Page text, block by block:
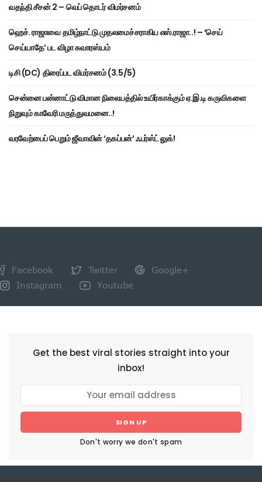
வதந்தி சீசன் 2 – வெப் தொடர் விமர்சனம்
ஹெச். ராஜாவை தமிழ்நாட்டு முதலமைச்சராகிய எஸ்.ராஜா..! – ‘செய்
செய்யாதே’ பட விழா சுவாரஸ்யம்
டிசி (DC) திரைப்பட விமர்சனம் (3.5/5)
சென்னை பன்னாட்டு விமான நிலையத்தில் உயிர்காக்கும் ஏ.இ.டி கருவிகளை
நிறுவும் காவேரி மருத்துவமனை..!
வரவேற்பைப் பெறும் ஜீவாவின் ‘தகப்பன்’ ஃபர்ஸ்ட் லுக்!
Facebook Twitter
Google+
Instagram
Youtube
Get the best viral stories straight into your
inbox!
SIGN UP
Don't worry we don't spam